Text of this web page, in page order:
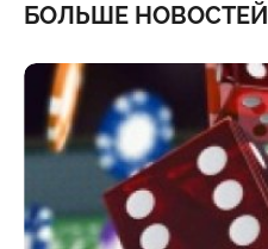
БОЛЬШЕ НОВОСТЕЙ